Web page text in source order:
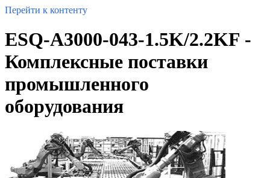
Перейти к контенту
ESQ-A3000-043-1.5K/2.2KF -
Комплексные поставки
промышленного
оборудования